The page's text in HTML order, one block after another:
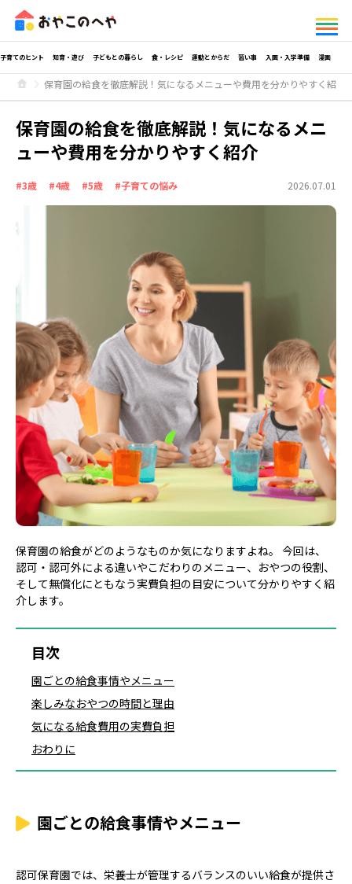
子育てのヒント 知育・遊び 子どもとの暮らし 食・レシピ 運動とからだ 習い事 入園・入学準備 漫画
保育園の給食を徹底解説！気になるメニューや費用を分かりやすく紹介
保育園の給食を徹底解説！気になるメニ
ューや費用を分かりやすく紹介
#3歳 #4歳 #5歳 #子育ての悩み 2026.07.01
保育園の給食がどのようなものか気になりますよね。 今回は、
認可・認可外による違いやこだわりのメニュー、おやつの役割、
そして無償化にともなう実費負担の目安について分かりやすく紹
介します。
目次
園ごとの給食事情やメニュー
楽しみなおやつの時間と理由
気になる給食費用の実費負担
おわりに
園ごとの給食事情やメニュー
認可保育園では、栄養士が管理するバランスのいい給食が提供さ